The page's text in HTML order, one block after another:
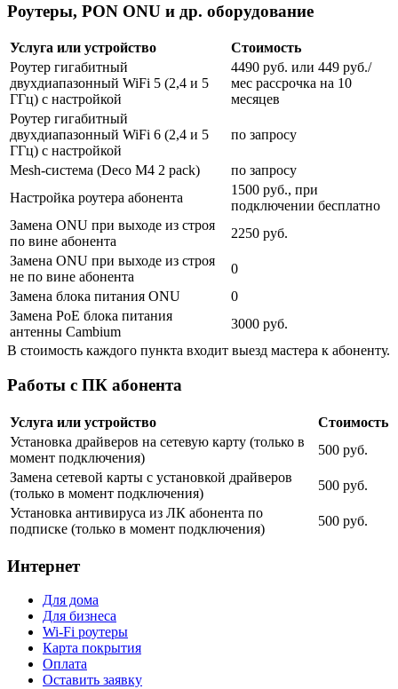
Роутеры, PON ONU и др. оборудование
Услуга или устройство
Стоимость
Роутер гигабитный
двухдиапазонный WiFi 5 (2,4 и 5
ГГц) с настройкой
4490 руб. или 449 руб./
мес рассрочка на 10
месяцев
Роутер гигабитный
двухдиапазонный WiFi 6 (2,4 и 5
ГГц) с настройкой
по запросу
Mesh-система (Deco M4 2 pack)
по запросу
Настройка роутера абонента
1500 руб., при
подключении бесплатно
Замена ONU при выходе из строя
по вине абонента
2250 руб.
Замена ONU при выходе из строя
не по вине абонента
0
Замена блока питания ONU
0
Замена PoE блока питания
антенны Cambium
3000 руб.
В стоимость каждого пункта входит выезд мастера к абоненту.
Работы с ПК абонента
Услуга или устройство
Стоимость
Установка драйверов на сетевую карту (только в
момент подключения)
500 руб.
Замена сетевой карты с установкой драйверов
(только в момент подключения)
500 руб.
Установка антивируса из ЛК абонента по
подписке (только в момент подключения)
500 руб.
Интернет
Для дома
Для бизнеса
Wi-Fi роутеры
Карта покрытия
Оплата
Оставить заявку